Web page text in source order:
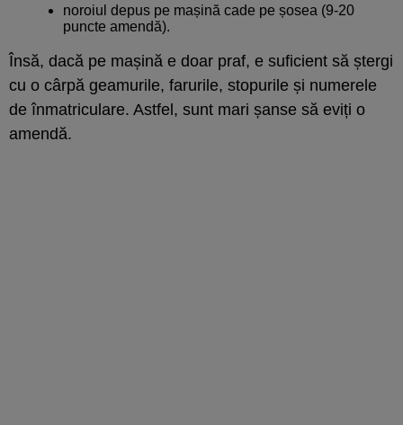
noroiul depus pe mașină cade pe șosea (9-20
puncte amendă).
Însă, dacă pe mașină e doar praf, e suficient să ștergi
cu o cârpă geamurile, farurile, stopurile și numerele
de înmatriculare. Astfel, sunt mari șanse să eviți o
amendă.